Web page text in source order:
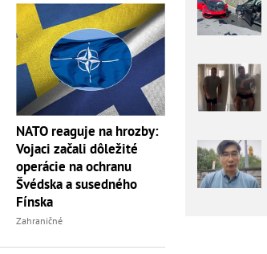
NATO reaguje na hrozby:
Vojaci začali dôležité
operácie na ochranu
Švédska a susedného
Fínska
Zahraničné